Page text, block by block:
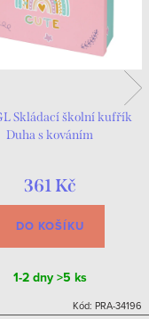
Skládací školní kufřík
Duha s kováním
361 Kč
DO KOŠÍKU
1-2 dny>5 ks
Kód: PRA-34196